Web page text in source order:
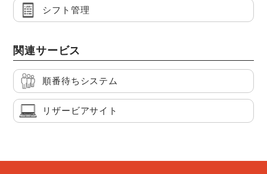
シフト管理
関連サービス
順番待ちシステム
リザービアサイト